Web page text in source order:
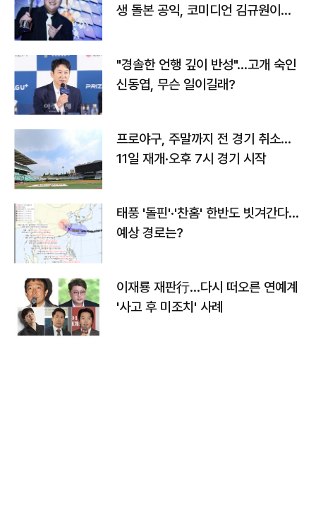
생 돌본 공익, 코미디언 김규원이었
"경솔한 언행 깊이 반성"…고개 숙인
신동엽, 무슨 일이길래?
프로야구, 주말까지 전 경기 취소…
11일 재개·오후 7시 경기 시작
태풍 '돌핀'·'찬홈' 한반도 빗겨간다…
예상 경로는?
이재룡 재판行…다시 떠오른 연예계
'사고 후 미조치' 사례